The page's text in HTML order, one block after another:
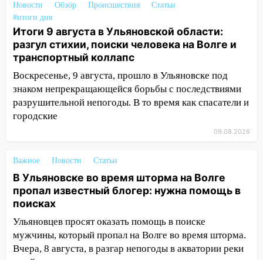
17:15
Прогноз погоды на 10 августа в
Ульяновской области
16:00 В Ульяновске во время шторма на
Волге пропал известный блогер: нужна
помощь в поисках
15:28 Соцсети: на «Ауди» упало дерево
в Новом городе
В Ульяновске выгорела кухня в
14:18
Гинеколог рассказала о том, с
какими сложностями сталкиваются
молодые мамы
13:02 Соцсети: на улице Розы
Люксембург дерево упало на
автомобиль
Новости Обзор Происшествия
Статьи
#итоги дня
Итоги 9 августа в Ульяновской области:
разгул стихии, поиски человека на Волге и
транспортный коллапс
Воскресенье, 9 августа, прошло в Ульяновске под
знаком непрекращающейся борьбы с последствиями
разрушительной непогоды. В то время как спасатели и
городские
09.08.2026
Важное Новости Статьи
В Ульяновске во время шторма на Волге
пропал известный блогер: нужна помощь в
поисках
Ульяновцев просят оказать помощь в поиске
мужчины, который пропал на Волге во время шторма.
Вчера, 8 августа, в разгар непогоды в акватории реки